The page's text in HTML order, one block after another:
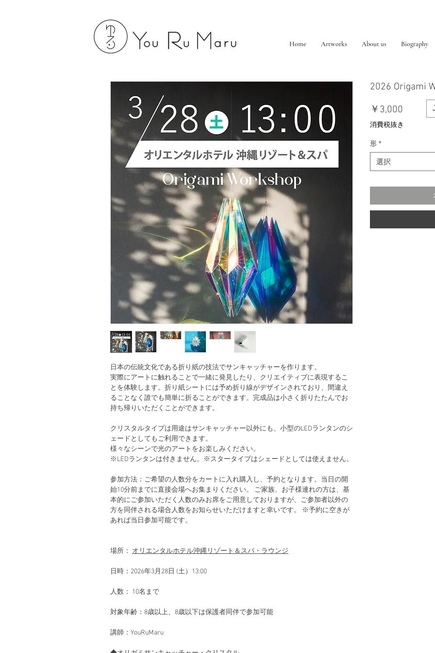
Home Artworks About us Biography
日本の伝統文化である折り紙の技法でサンキャッチャーを作ります。
実際にアートに触れることで一緒に発見したり、クリエイティブに表現するこ
とを体験します。折り紙シートには予め折り線がデザインされており、間違え
ることなく誰でも簡単に折ることができます。完成品は小さく折りたたんでお
持ち帰りいただくことができます。
クリスタルタイプは用途はサンキャッチャー以外にも、小型のLEDランタンのシ
ェードとしてもご利用できます。
様々なシーンで光のアートをお楽しみください。
※LEDランタンは付きません。※スタータイプはシェードとしては使えません。
参加方法：ご希望の人数分をカートに入れ購入し、予約となります。当日の開
始10分前までに直接会場へお集まりください。 ご家族、お子様連れの方は、基
本的にご参加いただく人数のみお席をご用意しておりますが、ご参加者以外の
方を同伴される場合人数をお知らせいただけますと幸いです。 ※予約に空きが
あれば当日参加可能です。
場所： オリエンタルホテル沖縄リゾート＆スパ・ラウンジ
日時：2026年3月28日 (土）13:00
人数： 10名まで
対象年齢：8歳以上、8歳以下は保護者同伴で参加可能
講師：YouRuMaru
2026 Origami
￥3,000
消費税抜き
形 *
選択